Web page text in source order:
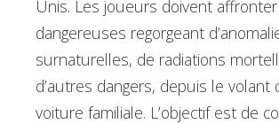
Unis. Les joueurs doivent
dangereuses regorgeant
surnaturelles, de radiations
d’autres dangers, depuis le volant
voiture familiale. L’objectif est de